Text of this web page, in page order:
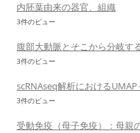
内胚葉由来の器官、組織
3件のビュー
腹部大動脈とそこから分岐す
3件のビュー
scRNAseq解析における
3件のビュー
受動免疫（母子免疫）：母親